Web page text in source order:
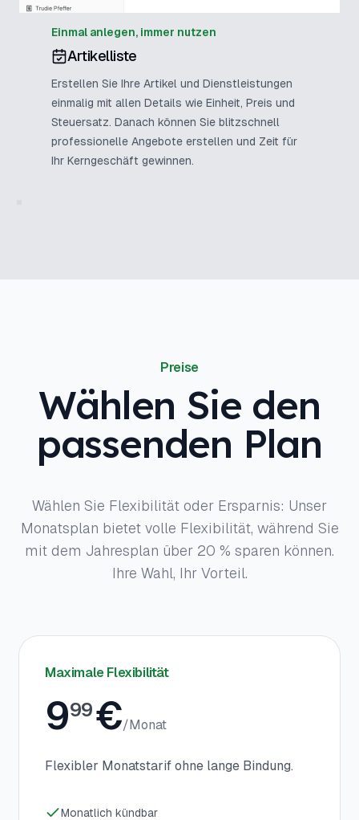
Einmal anlegen, immer nutzen
Artikelliste
Erstellen Sie Ihre Artikel und Dienstleistungen
einmalig mit allen Details wie Einheit, Preis und
Steuersatz. Danach können Sie blitzschnell
professionelle Angebote erstellen und Zeit für
Ihr Kerngeschäft gewinnen.
Preise
Wählen Sie den
passenden Plan
Wählen Sie Flexibilität oder Ersparnis: Unser
Monatsplan bietet volle Flexibilität, während Sie
mit dem Jahresplan über 20 % sparen können.
Ihre Wahl, Ihr Vorteil.
Maximale Flexibilität
999 €/Monat
Flexibler Monatstarif ohne lange Bindung.
Monatlich kündbar